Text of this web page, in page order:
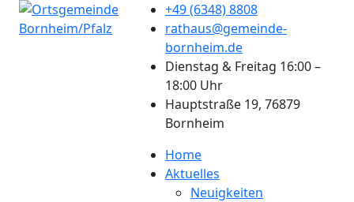
+49 (6348) 8808
rathaus@gemeinde-
bornheim.de
Dienstag & Freitag 16:00 –
18:00 Uhr
Hauptstraße 19, 76879
Bornheim
Home
Aktuelles
Neuigkeiten